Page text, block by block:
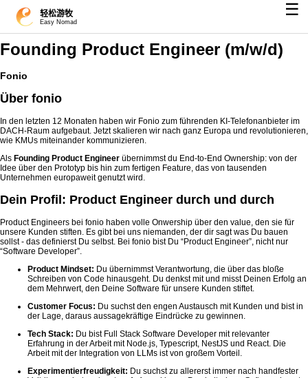
轻松游牧
Easy Nomad
☰
Founding Product Engineer (m/w/d)
Fonio
Über fonio
In den letzten 12 Monaten haben wir Fonio zum führenden KI-Telefonanbieter im
DACH-Raum aufgebaut. Jetzt skalieren wir nach ganz Europa und revolutionieren,
wie KMUs miteinander kommunizieren.
Als Founding Product Engineer übernimmst du End-to-End Ownership: von der
Idee über den Prototyp bis hin zum fertigen Feature, das von tausenden
Unternehmen europaweit genutzt wird.
Dein Profil: Product Engineer durch und durch
Product Engineers bei fonio haben volle Onwership über den value, den sie für
unsere Kunden stiften. Es gibt bei uns niemanden, der dir sagt was Du bauen
sollst - das definierst Du selbst. Bei fonio bist Du “Product Engineer”, nicht nur
“Software Developer”.
Product Mindset: Du übernimmst Verantwortung, die über das bloße
Schreiben von Code hinausgeht. Du denkst mit und misst Deinen Erfolg an
dem Mehrwert, den Deine Software für unsere Kunden stiftet.
Customer Focus: Du suchst den engen Austausch mit Kunden und bist in
der Lage, daraus aussagekräftige Eindrücke zu gewinnen.
Tech Stack: Du bist Full Stack Software Developer mit relevanter
Erfahrung in der Arbeit mit Node.js, Typescript, NestJS und React. Die
Arbeit mit der Integration von LLMs ist von großem Vorteil.
Experimentierfreudigkeit: Du suchst zu allererst immer nach handfester